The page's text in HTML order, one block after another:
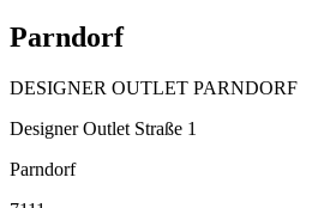
Parndorf
DESIGNER OUTLET PARNDORF
Designer Outlet Straße 1
Parndorf